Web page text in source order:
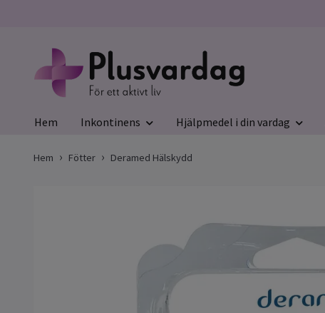
Hem Inkontinens Hjälpmedel i din vardag
Hem Fötter Deramed Hälskydd